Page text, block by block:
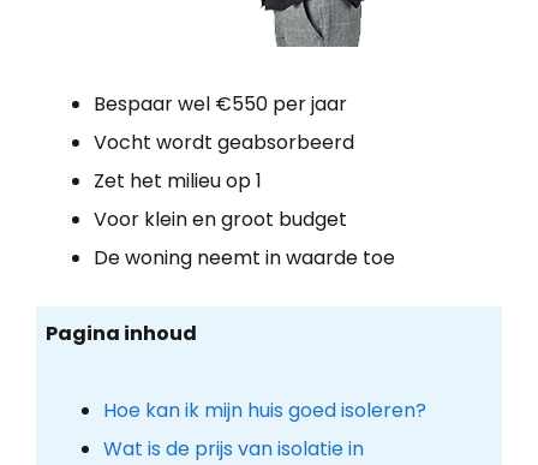
Bespaar wel €550 per jaar
Vocht wordt geabsorbeerd
Zet het milieu op 1
Voor klein en groot budget
De woning neemt in waarde toe
Pagina inhoud
Hoe kan ik mijn huis goed isoleren?
Wat is de prijs van isolatie in